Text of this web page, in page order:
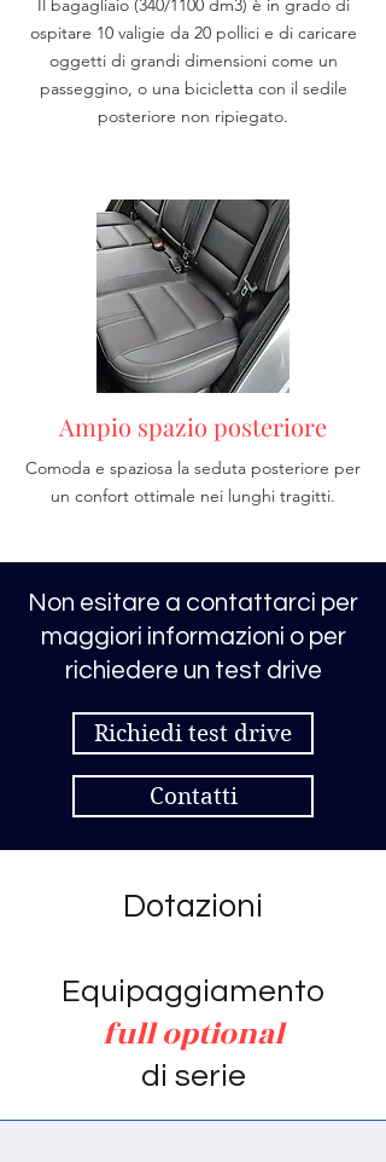
Il bagagliaio (340/1100 dm3) è in grado di
ospitare 10 valigie da 20 pollici e di caricare
oggetti di grandi dimensioni come un
passeggino, o una bicicletta con il sedile
posteriore non ripiegato.
Ampio spazio posteriore
Comoda e spaziosa la seduta posteriore per
un confort ottimale nei lunghi tragitti.
Non esitare a contattarci per
maggiori informazioni o per
richiedere un test drive
Richiedi test drive
Contatti
Dotazioni
Equipaggiamento
full optional
di serie